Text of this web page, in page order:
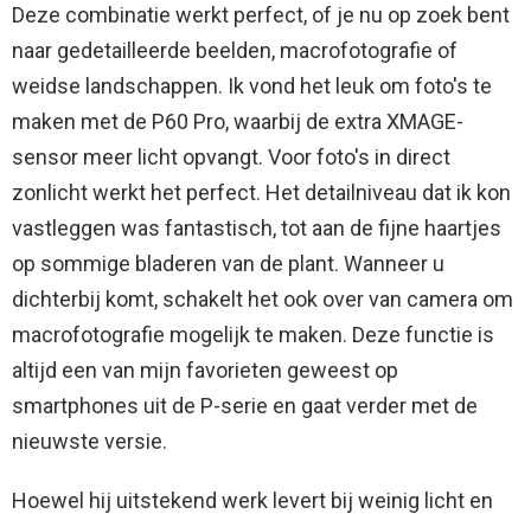
Deze combinatie werkt perfect, of je nu op zoek bent
naar gedetailleerde beelden, macrofotografie of
weidse landschappen. Ik vond het leuk om foto's te
maken met de P60 Pro, waarbij de extra XMAGE-
sensor meer licht opvangt. Voor foto's in direct
zonlicht werkt het perfect. Het detailniveau dat ik kon
vastleggen was fantastisch, tot aan de fijne haartjes
op sommige bladeren van de plant. Wanneer u
dichterbij komt, schakelt het ook over van camera om
macrofotografie mogelijk te maken. Deze functie is
altijd een van mijn favorieten geweest op
smartphones uit de P-serie en gaat verder met de
nieuwste versie.
Hoewel hij uitstekend werk levert bij weinig licht en